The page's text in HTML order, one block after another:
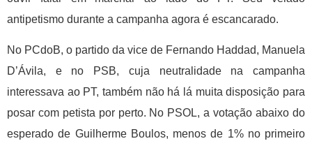
antipetismo durante a campanha agora é escancarado.
No PCdoB, o partido da vice de Fernando Haddad, Manuela
D’Ávila, e no PSB, cuja neutralidade na campanha
interessava ao PT, também não há lá muita disposição para
posar com petista por perto. No PSOL, a votação abaixo do
esperado de Guilherme Boulos, menos de 1% no primeiro